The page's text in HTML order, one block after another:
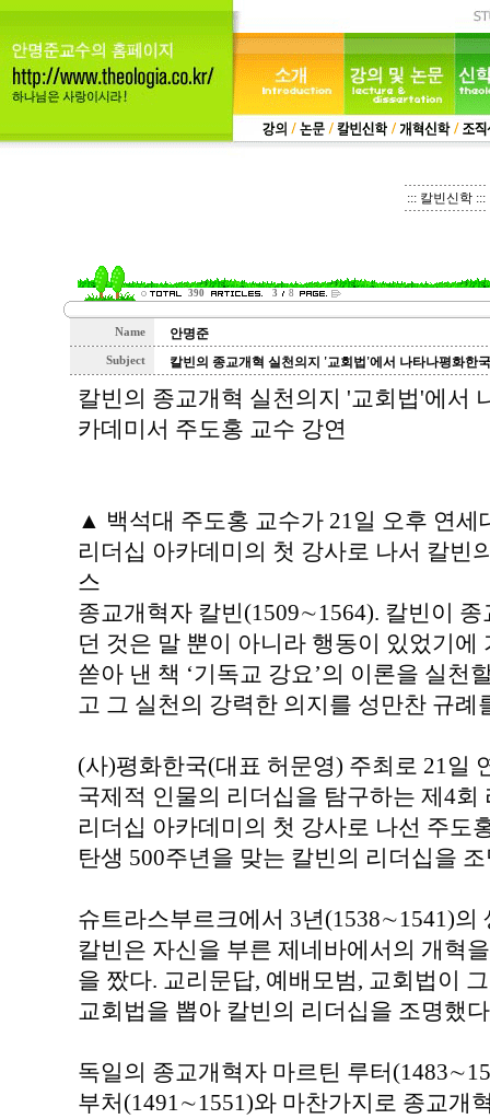
::: 칼빈신학 :::
390 3 8
Name 안명준
Subject 칼빈의 종교개혁 실천의지 '교회법'에서 나타나평화한
칼빈의 종교개혁 실천의지 '교회법'에서
카데미서 주도홍 교수 강연
▲ 백석대 주도홍 교수가 21일 오후 연세
리더십 아카데미의 첫 강사로 나서 칼
스
종교개혁자 칼빈(1509∼1564). 칼빈이
던 것은 말 뿐이 아니라 행동이 있었기
쏟아 낸 책 ‘기독교 강요’의 이론을 실천
고 그 실천의 강력한 의지를 성만찬 규례
(사)평화한국(대표 허문영) 주최로 21일
국제적 인물의 리더십을 탐구하는 제4
리더십 아카데미의 첫 강사로 나선 주도
탄생 500주년을 맞는 칼빈의 리더십을
슈트라스부르크에서 3년(1538∼1541)의
칼빈은 자신을 부른 제네바에서의 개혁
을 짰다. 교리문답, 예배모범, 교회법이
교회법을 뽑아 칼빈의 리더십을 조명했
독일의 종교개혁자 마르틴 루터
부처(1491∼1551)와 마찬가지로 종교개